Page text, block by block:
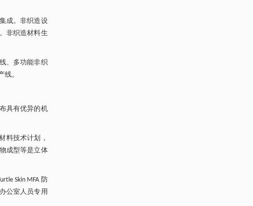
成。非织造设
非织造材料生
、多功能非织
线。
具有优异的机
料技术计划，
成型等是立体
Skin MFA 防
公室人员专用